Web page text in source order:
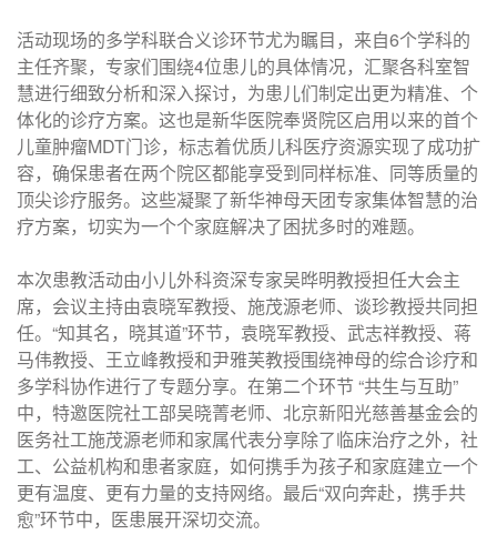
活动现场的多学科联合义诊环节尤为瞩目，来自6个学科的
主任齐聚，专家们围绕4位患儿的具体情况，汇聚各科室智
慧进行细致分析和深入探讨，为患儿们制定出更为精准、个
体化的诊疗方案。这也是新华医院奉贤院区启用以来的首个
儿童肿瘤MDT门诊，标志着优质儿科医疗资源实现了成功扩
容，确保患者在两个院区都能享受到同样标准、同等质量的
顶尖诊疗服务。这些凝聚了新华神母天团专家集体智慧的治
疗方案，切实为一个个家庭解决了困扰多时的难题。
本次患教活动由小儿外科资深专家吴晔明教授担任大会主
席，会议主持由袁晓军教授、施茂源老师、谈珍教授共同担
任。“知其名，晓其道”环节，袁晓军教授、武志祥教授、蒋
马伟教授、王立峰教授和尹雅芙教授围绕神母的综合诊疗和
多学科协作进行了专题分享。在第二个环节 “共生与互助”
中，特邀医院社工部吴晓菁老师、北京新阳光慈善基金会的
医务社工施茂源老师和家属代表分享除了临床治疗之外，社
工、公益机构和患者家庭，如何携手为孩子和家庭建立一个
更有温度、更有力量的支持网络。最后“双向奔赴，携手共
愈”环节中，医患展开深切交流。